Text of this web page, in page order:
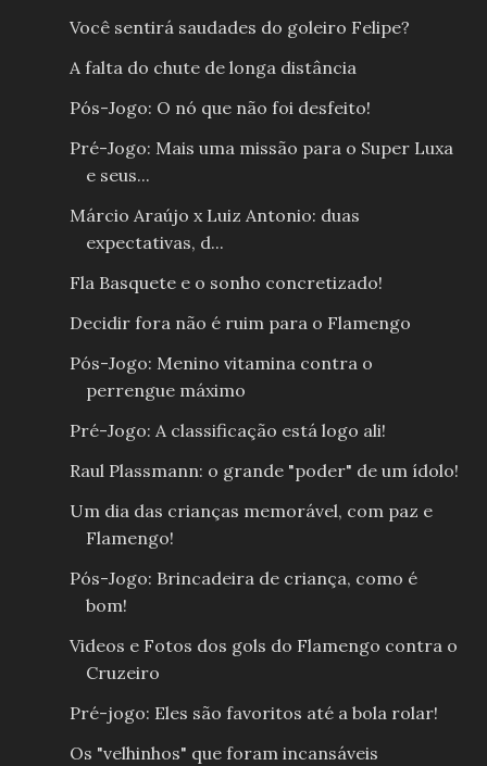
Você sentirá saudades do goleiro Felipe?
A falta do chute de longa distância
Pós-Jogo: O nó que não foi desfeito!
Pré-Jogo: Mais uma missão para o Super Luxa
e seus...
Márcio Araújo x Luiz Antonio: duas
expectativas, d...
Fla Basquete e o sonho concretizado!
Decidir fora não é ruim para o Flamengo
Pós-Jogo: Menino vitamina contra o
perrengue máximo
Pré-Jogo: A classificação está logo ali!
Raul Plassmann: o grande "poder" de um ídolo!
Um dia das crianças memorável, com paz e
Flamengo!
Pós-Jogo: Brincadeira de criança, como é
bom!
Videos e Fotos dos gols do Flamengo contra o
Cruzeiro
Pré-jogo: Eles são favoritos até a bola rolar!
Os "velhinhos" que foram incansáveis